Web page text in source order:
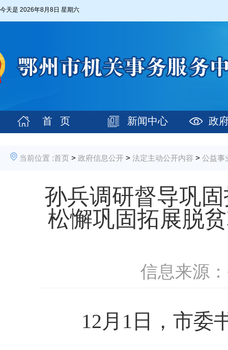
今天是 2026年8月8日 星期六
首 页 新闻中心 政
当前位置 :首页 > 政府信息公开 > 法定主动公开内容 > 公益事
孙兵调研督导巩
松懈巩固拓展脱
信息来源
12月1日，市委